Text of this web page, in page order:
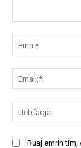
Ruaj emrin